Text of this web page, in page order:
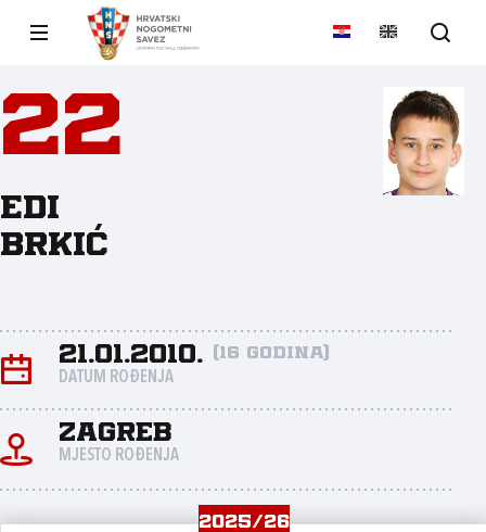
22
Edi
Brkić
21.01.2010. (16 godina)
DATUM ROĐENJA
Zagreb
MJESTO ROĐENJA
2025/26